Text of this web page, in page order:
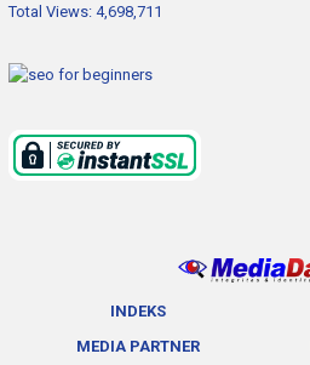
Total Views: 4,698,711
INDEKS
MEDIA PARTNER